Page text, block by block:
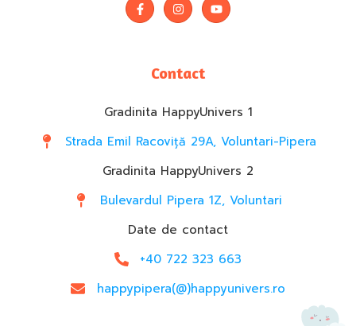
Contact
Gradinita HappyUnivers 1
Strada Emil Racoviță 29A, Voluntari-Pipera
Gradinita HappyUnivers 2
Bulevardul Pipera 1Z, Voluntari
Date de contact
+40 722 323 663
happypipera(@)happyunivers.ro